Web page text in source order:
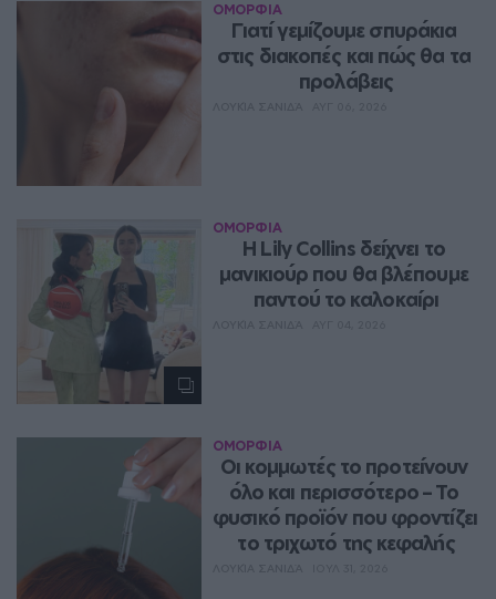
ΟΜΟΡΦΙΑ
Γιατί γεμίζουμε σπυράκια
στις διακοπές και πώς θα τα
προλάβεις
ΟΜΟΡΦΙΑ
Η Lily Collins δείχνει το
μανικιούρ που θα βλέπουμε
παντού το καλοκαίρι
ΟΜΟΡΦΙΑ
Οι κομμωτές το προτείνουν
όλο και περισσότερο – Το
φυσικό προϊόν που φροντίζει
το τριχωτό της κεφαλής